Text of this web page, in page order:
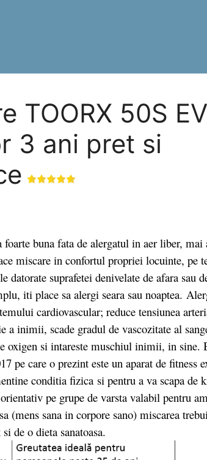
TOORX 50S
3 ani pret si
buna fata de alergatul in aer liber, mai
miscare in confortul propriei locuinte, pe
suprafetei denivelate de afara sau
iti place sa alergi seara sau noaptea.
cardiovascular; reduce tensiunea
a inimii, scade gradul de vascozitate al
oxigen si intareste muschiul inimii, in sine.
pe care o prezint este un aparat de fitness
conditia fizica si pentru a va scapa de
pe grupe de varsta valabil pentru
(mens sana in corpore sano) miscarea
de o dieta sanatoasa.